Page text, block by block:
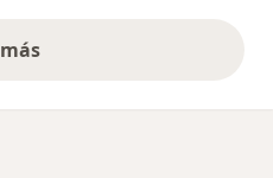
opiniones anteriores